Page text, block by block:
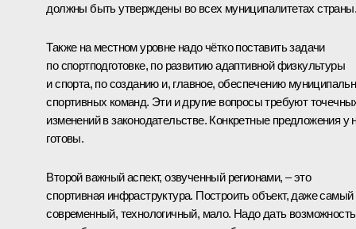
должны быть утверждены во всех муниципалитетах страны.
Также на местном уровне надо чётко поставить задачи
по спортподготовке, по развитию адаптивной физкультуры
и спорта, по созданию и, главное, обеспечению
спортивных команд. Эти и другие вопросы требуют
изменений в законодательстве. Конкретные предложения у
готовы.
Второй важный аспект, озвученный регионами, – это
спортивная инфраструктура. Построить объект, даже самый
современный, технологичный, мало. Надо дать возможность